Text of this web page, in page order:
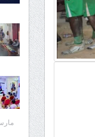
مارس 14,